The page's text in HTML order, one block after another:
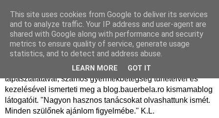
Dr. Bauer Béla Ph.D.
gyermekgyógyász
Dr. Bauer Béla Ph.D. gyermekgyógyász főorvos, 50 éves
tapasztalatával, számos gyermekbetegség tüneteivel és
kezelésével ismerteti meg a blog.bauerbela.ro kismamablog
látogatóit. "Nagyon hasznos tanácsokat olvashattunk ismét.
Minden szülőnek ajánlom figyelmébe." K.L.
This site uses cookies from Google to deliver its services
and to analyze traffic. Your IP address and user-agent are
shared with Google along with performance and security
metrics to ensure quality of service, generate usage
statistics, and to detect and address abuse.
LEARN MORE GOT IT